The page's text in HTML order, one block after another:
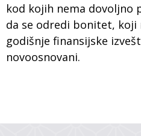
kod kojih nema
da se odredi bonitet, koji
godišnje finansijske
novoosnovani.